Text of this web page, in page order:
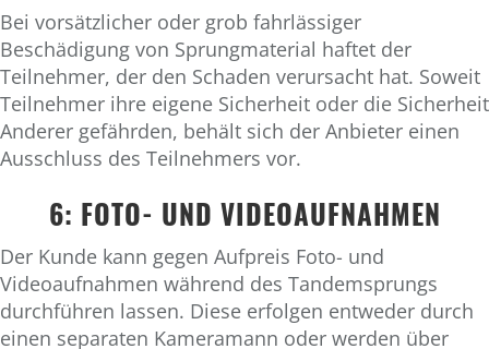
Bei vorsätzlicher oder grob fahrlässiger
Beschädigung von Sprungmaterial haftet der
Teilnehmer, der den Schaden verursacht hat. Soweit
Teilnehmer ihre eigene Sicherheit oder die Sicherheit
Anderer gefährden, behält sich der Anbieter einen
Ausschluss des Teilnehmers vor.
6: FOTO- UND VIDEOAUFNAHMEN
Der Kunde kann gegen Aufpreis Foto- und
Videoaufnahmen während des Tandemsprungs
durchführen lassen. Diese erfolgen entweder durch
einen separaten Kameramann oder werden über